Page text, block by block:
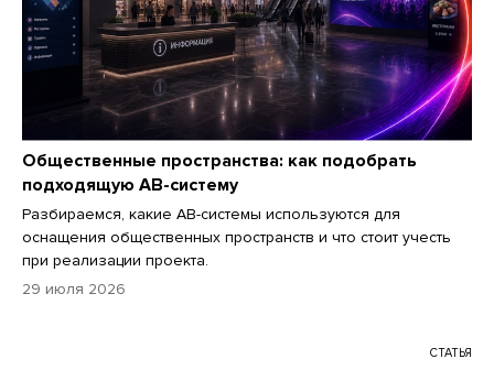
Общественные пространства: как подобрать
подходящую АВ-систему
Разбираемся, какие АВ-системы используются для
оснащения общественных пространств и что стоит учесть
при реализации проекта.
29 июля 2026
СТАТЬЯ